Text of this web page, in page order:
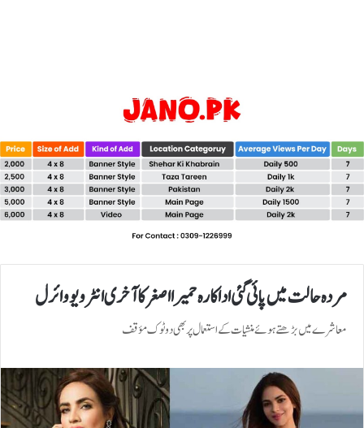
مردہ حالت میں پائی گئی اداکارہ حمیرا اصغر کا آخری انٹرویو وائرل
معاشرے میں بڑھتے ہوئے منشیات کے استعمال پر بھی دوٹوک مؤقف